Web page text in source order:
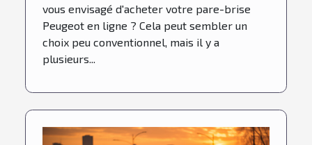
vous envisagé d'acheter votre pare-brise
Peugeot en ligne ? Cela peut sembler un
choix peu conventionnel, mais il y a
plusieurs...